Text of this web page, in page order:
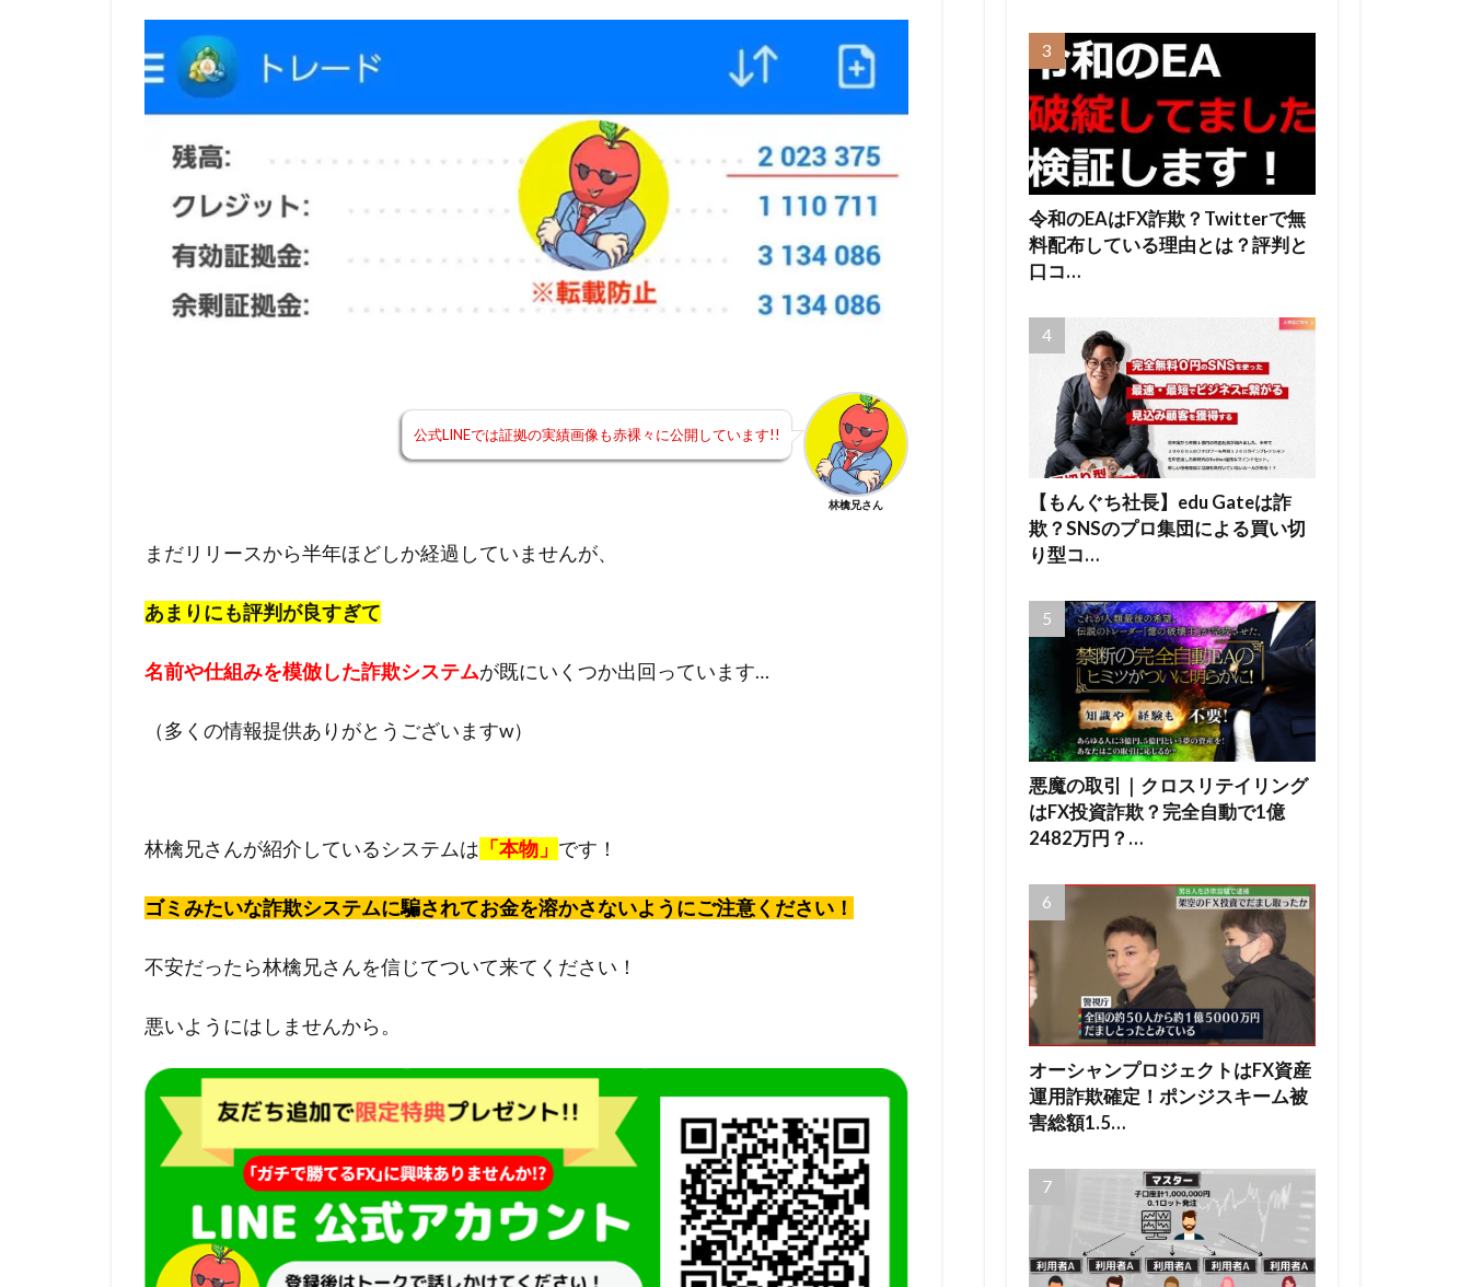
公式LINEでは証拠の実績画像も赤裸々に公開しています!!
林檎兄さん
まだリリースから半年ほどしか経過していませんが、
あまりにも評判が良すぎて
名前や仕組みを模倣した詐欺システムが既にいくつか出回っています…
（多くの情報提供ありがとうございますw）
林檎兄さんが紹介しているシステムは 「本物」 です！
ゴミみたいな詐欺システムに騙されてお金を溶かさないようにご注意ください！
不安だったら林檎兄さんを信じてついて来てください！
悪いようにはしませんから。
令和のEAはFX詐欺？Twitterで無
料配布している理由とは？評判と
口コ…
【もんぐち社長】edu Gateは詐
欺？SNSのプロ集団による買い切
り型コ…
悪魔の取引｜クロスリテイリング
はFX投資詐欺？完全自動で1億
2482万円？…
オーシャンプロジェクトはFX資産
運用詐欺確定！ポンジスキーム被
害総額1.5…